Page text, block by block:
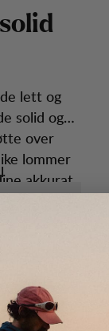
solid
lett og
solid og
over
lommer
akkurat
vertikale